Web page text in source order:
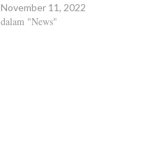
November 11, 2022
dalam "News"